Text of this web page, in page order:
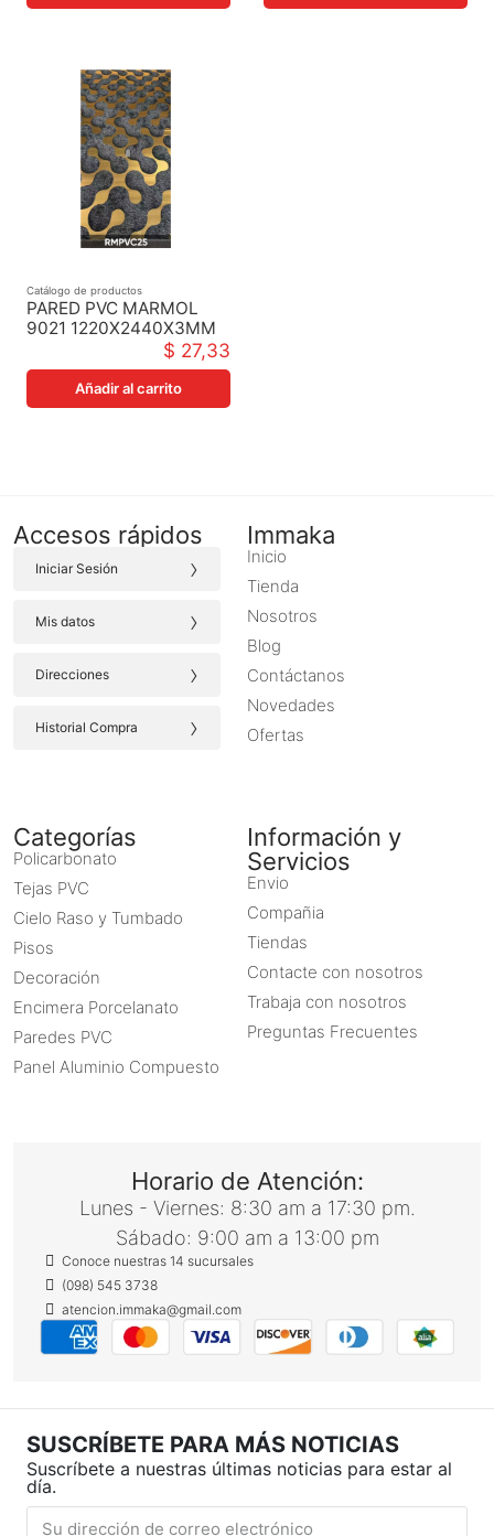
Catálogo de productos
PARED PVC MARMOL
9021 1220X2440X3MM
$ 27,33
Añadir al carrito
Accesos rápidos
Iniciar Sesión ›
Mis datos ›
Direcciones ›
Historial Compra ›
Immaka
Inicio
Tienda
Nosotros
Blog
Contáctanos
Novedades
Ofertas
Categorías
Policarbonato
Tejas PVC
Cielo Raso y Tumbado
Pisos
Decoración
Encimera Porcelanato
Paredes PVC
Panel Aluminio Compuesto
Información y
Servicios
Envio
Compañia
Tiendas
Contacte con nosotros
Trabaja con nosotros
Preguntas Frecuentes
Horario de Atención:
Lunes - Viernes: 8:30 am a 17:30 pm.
Sábado: 9:00 am a 13:00 pm
Conoce nuestras 14 sucursales
(098) 545 3738
atencion.immaka@gmail.com
SUSCRÍBETE PARA MÁS NOTICIAS
Suscríbete a nuestras últimas noticias para estar al
día.